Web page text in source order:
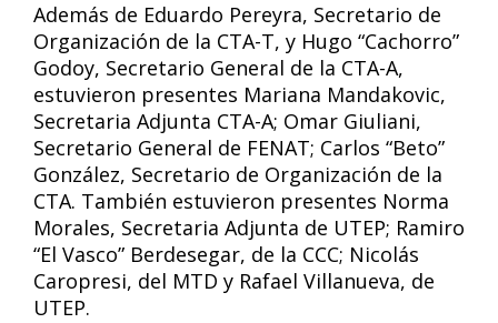
Además de Eduardo Pereyra, Secretario de
Organización de la CTA-T, y Hugo “Cachorro”
Godoy, Secretario General de la CTA-A,
estuvieron presentes Mariana Mandakovic,
Secretaria Adjunta CTA-A; Omar Giuliani,
Secretario General de FENAT; Carlos “Beto”
González, Secretario de Organización de la
CTA. También estuvieron presentes Norma
Morales, Secretaria Adjunta de UTEP; Ramiro
“El Vasco” Berdesegar, de la CCC; Nicolás
Caropresi, del MTD y Rafael Villanueva, de
UTEP.